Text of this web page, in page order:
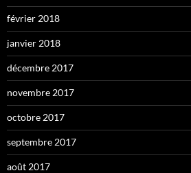
février 2018
janvier 2018
décembre 2017
novembre 2017
octobre 2017
septembre 2017
août 2017